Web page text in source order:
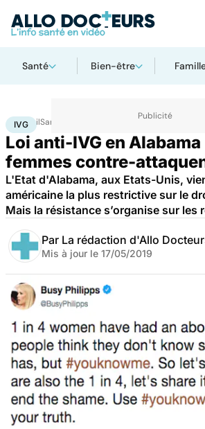
Santé Bien-être
AccueilSanté
IVG
Loi anti-IVG en Alabama
femmes contre-
L'Etat d'Alabama, aux Etats-Unis,
américaine la plus restrictive sur le
Mais la résistance s’organise sur les
Par La rédaction d'Allo
Mis à jour le 17/05/2019